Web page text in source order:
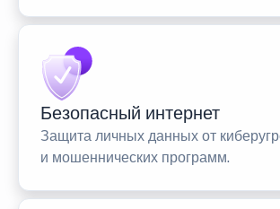
Безопасный интернет
Защита личных данных от
и мошеннических программ.